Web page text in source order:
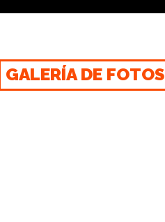
GALERÍA DE FOTOS